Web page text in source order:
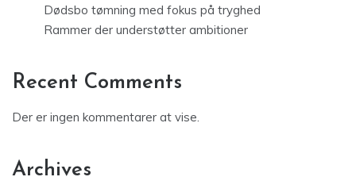
Dødsbo tømning med fokus på tryghed
Rammer der understøtter ambitioner
Recent Comments
Der er ingen kommentarer at vise.
Archives